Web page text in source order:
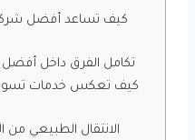
كيف تساعد أفضل
تكامل الفرق داخل
كيف تعكس خدمات تسويق
الانتقال الطبيعي من